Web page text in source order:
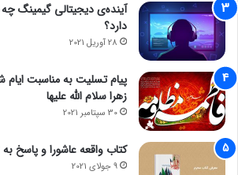
آینده‌ی دیجیتالی گیمینگ چه
دارد؟
28 آوریل 2021
پیام تسلیت به مناسبت
زهرا سلام الله علیها
30 سپتامبر 2021
کتاب واقعه عاشورا و پاسخ
9 جولای 2021